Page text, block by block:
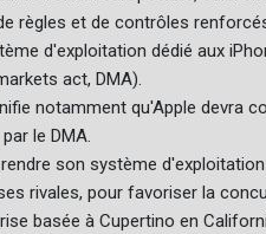
règles et de contrôles
d'exploitation dédié aux
act, DMA).
notamment qu'Apple devra
le DMA.
son système
rivales, pour favoriser la
basée à Cupertino en